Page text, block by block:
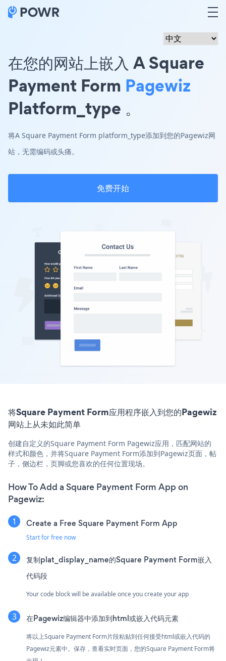
在您的网站上嵌入 A Square
Payment Form Pagewiz
Platform_type 。
将A Square Payment Form platform_type添加到您的Pagewiz网
站，无需编码或头痛。
免费开始
将Square Payment Form应用程序嵌入到您的Pagewiz
网站上从未如此简单
创建自定义的Square Payment Form Pagewiz应用，匹配网站的
样式和颜色，并将Square Payment Form添加到Pagewiz页面，帖
子，侧边栏，页脚或您喜欢的任何位置现场。
How To Add a Square Payment Form App on
Pagewiz:
Create a Free Square Payment Form App
Start for free now
复制plat_display_name的Square Payment Form嵌入
代码段
Your code block will be available once you create your app
在Pagewiz编辑器中添加到html或嵌入代码元素
将以上Square Payment Form片段粘贴到任何接受html或嵌入代码的
Pagewiz元素中。保存，查看实时页面，您的Square Payment Form将